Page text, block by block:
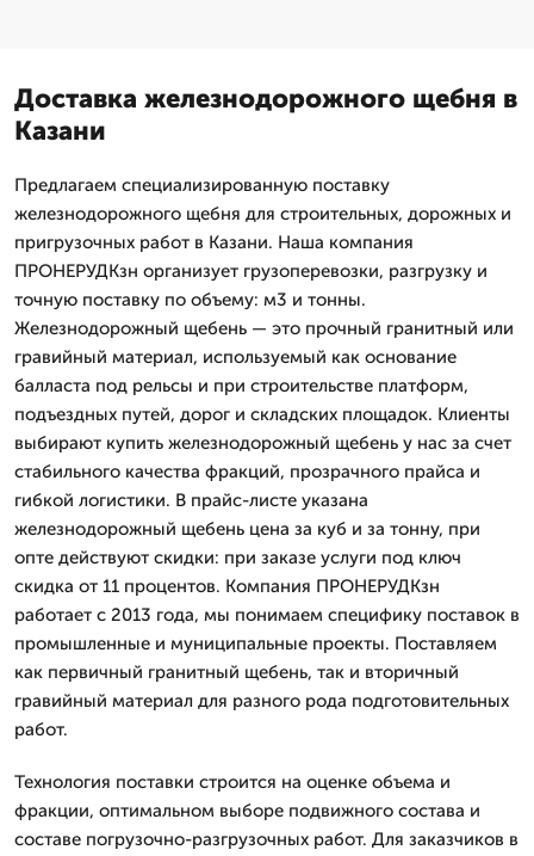
Доставка железнодорожного щебня в
Казани
Предлагаем специализированную поставку
железнодорожного щебня для строительных, дорожных и
пригрузочных работ в Казани. Наша компания
ПРОНЕРУДКзн организует грузоперевозки, разгрузку и
точную поставку по объему: м3 и тонны.
Железнодорожный щебень — это прочный гранитный или
гравийный материал, используемый как основание
балласта под рельсы и при строительстве платформ,
подъездных путей, дорог и складских площадок. Клиенты
выбирают купить железнодорожный щебень у нас за счет
стабильного качества фракций, прозрачного прайса и
гибкой логистики. В прайс-листе указана
железнодорожный щебень цена за куб и за тонну, при
опте действуют скидки: при заказе услуги под ключ
скидка от 11 процентов. Компания ПРОНЕРУДКзн
работает с 2013 года, мы понимаем специфику поставок в
промышленные и муниципальные проекты. Поставляем
как первичный гранитный щебень, так и вторичный
гравийный материал для разного рода подготовительных
работ.
Технология поставки строится на оценке объема и
фракции, оптимальном выборе подвижного состава и
составе погрузочно-разгрузочных работ. Для заказчиков в